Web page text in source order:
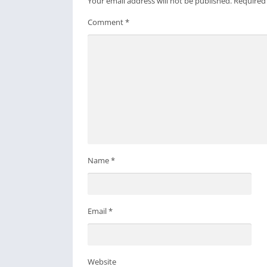
Comment*
Name*
Email*
Website